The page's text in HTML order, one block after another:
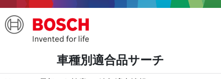
車種別適合品サーチ